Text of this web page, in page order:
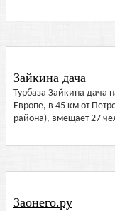
Зайкина дача
Турбаза Зайкина дача
Европе, в 45 км от
района), вмещает 27
Заонего.ру